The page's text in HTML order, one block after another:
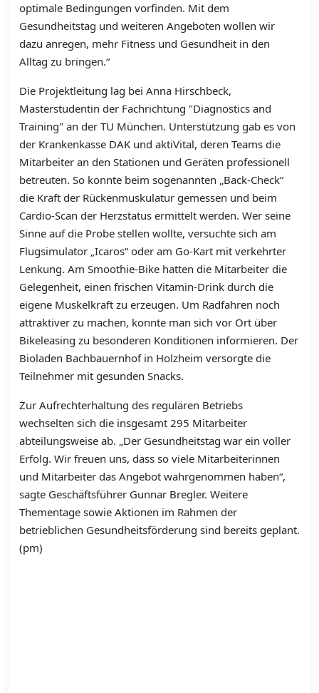
optimale Bedingungen vorfinden. Mit dem
Gesundheitstag und weiteren Angeboten wollen wir
dazu anregen, mehr Fitness und Gesundheit in den
Alltag zu bringen.“
Die Projektleitung lag bei Anna Hirschbeck,
Masterstudentin der Fachrichtung "Diagnostics and
Training" an der TU München. Unterstützung gab es von
der Krankenkasse DAK und aktiVital, deren Teams die
Mitarbeiter an den Stationen und Geräten professionell
betreuten. So konnte beim sogenannten „Back-Check“
die Kraft der Rückenmuskulatur gemessen und beim
Cardio-Scan der Herzstatus ermittelt werden. Wer seine
Sinne auf die Probe stellen wollte, versuchte sich am
Flugsimulator „Icaros“ oder am Go-Kart mit verkehrter
Lenkung. Am Smoothie-Bike hatten die Mitarbeiter die
Gelegenheit, einen frischen Vitamin-Drink durch die
eigene Muskelkraft zu erzeugen. Um Radfahren noch
attraktiver zu machen, konnte man sich vor Ort über
Bikeleasing zu besonderen Konditionen informieren. Der
Bioladen Bachbauernhof in Holzheim versorgte die
Teilnehmer mit gesunden Snacks.
Zur Aufrechterhaltung des regulären Betriebs
wechselten sich die insgesamt 295 Mitarbeiter
abteilungsweise ab. „Der Gesundheitstag war ein voller
Erfolg. Wir freuen uns, dass so viele Mitarbeiterinnen
und Mitarbeiter das Angebot wahrgenommen haben“,
sagte Geschäftsführer Gunnar Bregler. Weitere
Thementage sowie Aktionen im Rahmen der
betrieblichen Gesundheitsförderung sind bereits geplant.
(pm)